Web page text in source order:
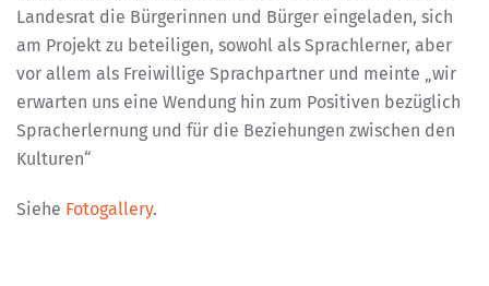
Landesrat die Bürgerinnen und Bürger eingeladen, sich
am Projekt zu beteiligen, sowohl als Sprachlerner, aber
vor allem als Freiwillige Sprachpartner und meinte „wir
erwarten uns eine Wendung hin zum Positiven bezüglich
Spracherlernung und für die Beziehungen zwischen den
Kulturen“
Siehe Fotogallery.